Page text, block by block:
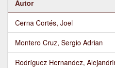
Autor
Cerna Cortés, Joel
Montero Cruz, Sergio Adrian
Rodríguez Hernandez,